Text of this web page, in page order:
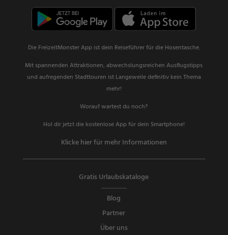
Die FreizeitMonster App ist dein Reiseführer für die Hosentasche.
Mit spannenden Attraktionen, abwechslungsreichen Ausflugstipps
und aufregenden Stadttouren ist Langeweile definitiv kein Thema
mehr!
Worauf wartest du noch?
Hol dir jetzt die kostenlose App für dein Smartphone!
Klicke hier für mehr Informationen
Gratis Urlaubskataloge
Blog
Partner
Über uns